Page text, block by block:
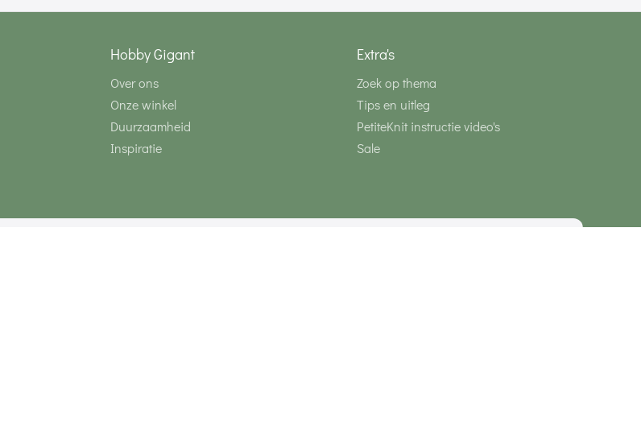
Hobby Gigant
Over ons
Onze winkel
Duurzaamheid
Inspiratie
Extra's
Zoek op thema
Tips en uitleg
PetiteKnit instructie video's
Sale